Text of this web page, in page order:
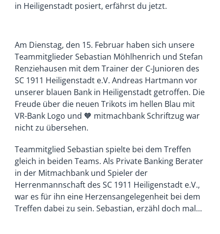
in Heiligenstadt posiert, erfährst du jetzt.
Am Dienstag, den 15. Februar haben sich unsere
Teammitglieder Sebastian Möhlhenrich und Stefan
Renziehausen mit dem Trainer der C-Junioren des
SC 1911 Heiligenstadt e.V. Andreas Hartmann vor
unserer blauen Bank in Heiligenstadt getroffen. Die
Freude über die neuen Trikots im hellen Blau mit
VR-Bank Logo und 🧡 mitmachbank Schriftzug war
nicht zu übersehen.
Teammitglied Sebastian spielte bei dem Treffen
gleich in beiden Teams. Als Private Banking Berater
in der Mitmachbank und Spieler der
Herrenmannschaft des SC 1911 Heiligenstadt e.V.,
war es für ihn eine Herzensangelegenheit bei dem
Treffen dabei zu sein. Sebastian, erzähl doch mal…